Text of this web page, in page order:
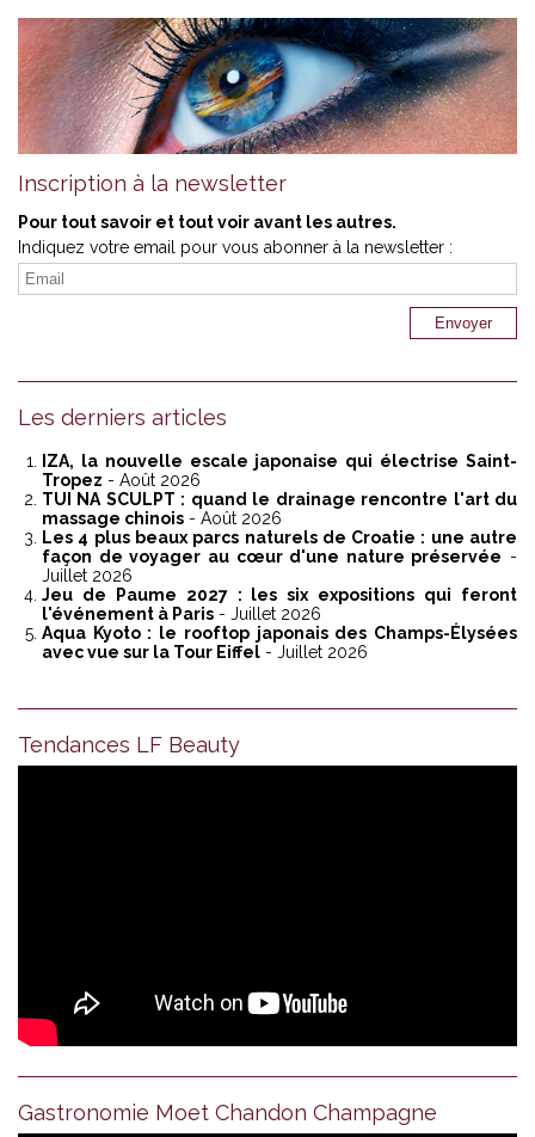
Inscription à la newsletter
Pour tout savoir et tout voir avant les autres.
Indiquez votre email pour vous abonner à la newsletter :
Les derniers articles
IZA, la nouvelle escale japonaise qui électrise Saint-
Tropez - Août 2026
TUI NA SCULPT : quand le drainage rencontre l'art du
massage chinois - Août 2026
Les 4 plus beaux parcs naturels de Croatie : une autre
façon de voyager au cœur d'une nature préservée -
Juillet 2026
Jeu de Paume 2027 : les six expositions qui feront
l'événement à Paris - Juillet 2026
Aqua Kyoto : le rooftop japonais des Champs-Élysées
avec vue sur la Tour Eiffel - Juillet 2026
Tendances LF Beauty
Gastronomie Moet Chandon Champagne